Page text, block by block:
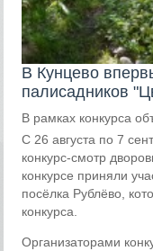
В Кунцево
палисадников
В рамках конкурса
С 26 августа по 7
конкурс-смотр
конкурсе приняли
посёлка Рублёво,
конкурса.
Организаторами